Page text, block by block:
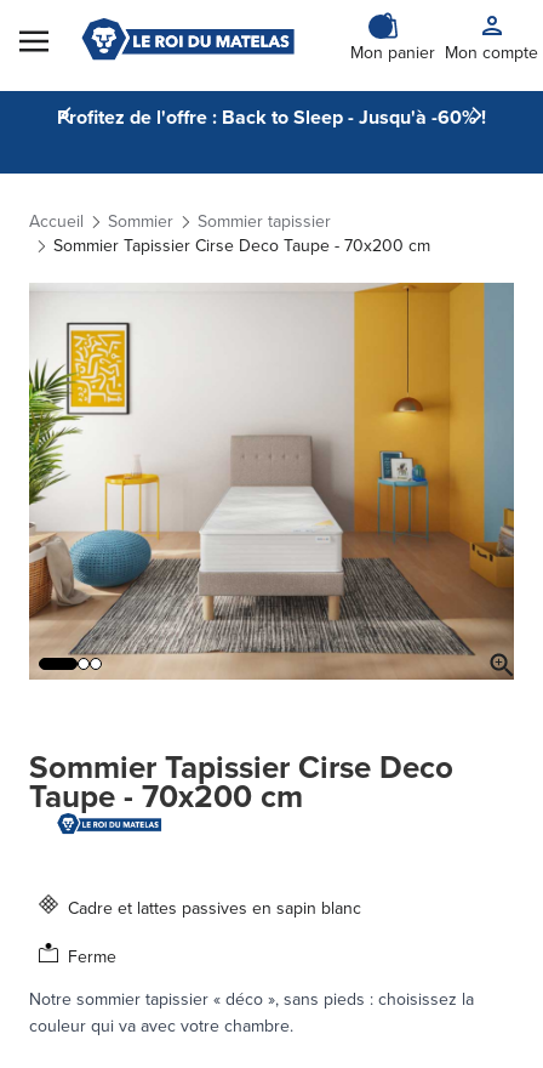
Skip to Content
Mon panier Mon compte
Profitez de l'offre : Back to Sleep - Jusqu'à -60% !
Accueil Sommier
Sommier tapissier
Sommier Tapissier Cirse Deco Taupe - 70x200 cm
Sommier Tapissier Cirse Deco
Taupe - 70x200 cm
Cadre et lattes passives en sapin blanc
Ferme
Notre sommier tapissier « déco », sans pieds : choisissez la
couleur qui va avec votre chambre.